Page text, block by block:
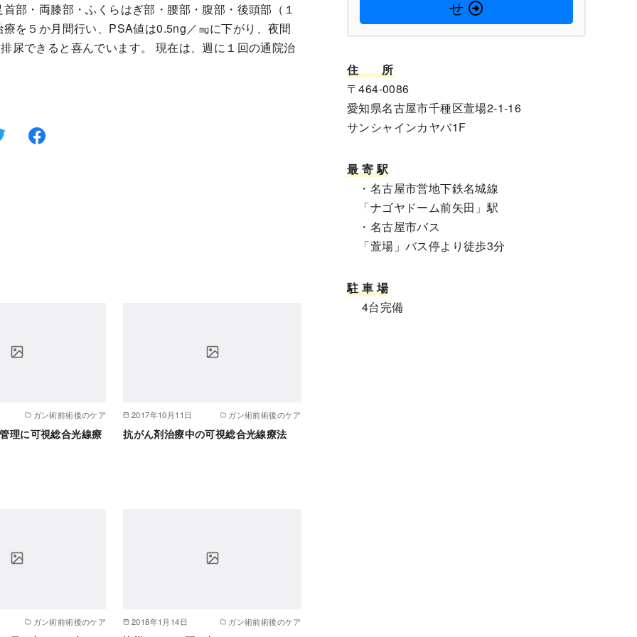
部・両膝部・ふくらはぎ部・腰部・腹部・後頭部（１
を５か月間行い、PSA値は0.5ng／㎎に下がり、夜間
尿できると喜んでいます。 現在は、週に１回の通院治
ガン術前術後のケア
理に可視総合光線療
2017年10月11日 ガン術前術後のケア
抗がん剤治療中の可視総合光線療法
ガン術前術後のケア 2018年1月14日 ガン術前術後のケア
せ
住
所
〒464-0086
愛知県名古屋市千種区萱場2-1-16
サンシャインカヤバ1F
最 寄 駅
・名古屋市営地下鉄名城線
「ナゴヤドーム前矢田」駅
・名古屋市バス
「萱場」バス停より徒歩3分
駐 車 場
4台完備